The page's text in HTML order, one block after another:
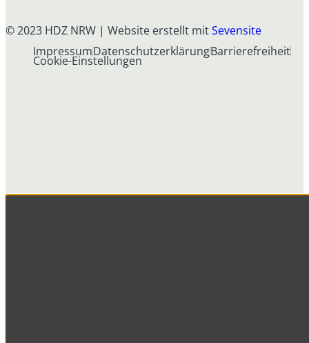
© 2023 HDZ NRW | Website erstellt mitSevensite
ImpressumDatenschutzerklärungBarrierefreiheit
Cookie-Einstellungen